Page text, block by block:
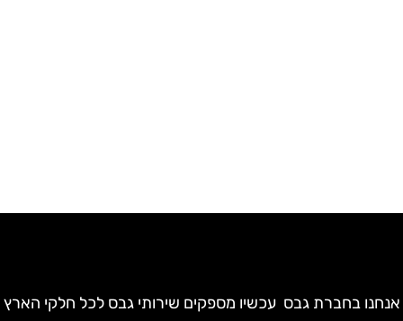
בחברת גבס עכשיו מספקים שירותי גבס לכל חלקי הארץ